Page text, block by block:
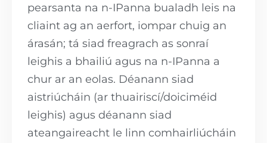
pearsanta na n-IPanna bualadh leis na
cliaint ag an aerfort, iompar chuig an
árasán; tá siad freagrach as sonraí
leighis a bhailiú agus na n-IPanna a
chur ar an eolas. Déanann siad
aistriúcháin (ar thuairiscí/doiciméid
leighis) agus déanann siad
ateangaireacht le linn comhairliúcháin